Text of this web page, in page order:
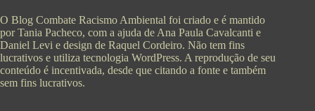
O Blog Combate Racismo Ambiental foi criado e é mantido
por Tania Pacheco, com a ajuda de Ana Paula Cavalcanti e
Daniel Levi e design de Raquel Cordeiro. Não tem fins
lucrativos e utiliza tecnologia WordPress. A reprodução de seu
conteúdo é incentivada, desde que citando a fonte e também
sem fins lucrativos.